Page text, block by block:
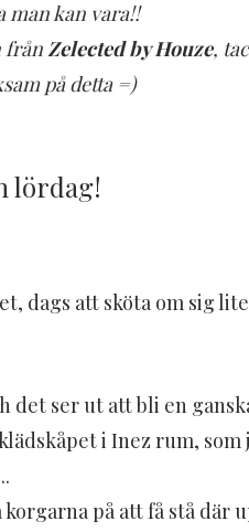
man kan vara!!
frånZelected by Houze,
på detta =)
lördag!
dags att sköta om sig
det ser ut att bli en
i Inez rum, som
på att få stå där